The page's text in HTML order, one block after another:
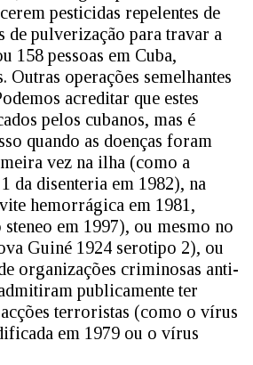
pesticidas repelentes de
de pulverização para travar a
158 pessoas em Cuba,
Outras operações semelhantes
acreditar que estes
pelos cubanos, mas é
quando as doenças foram
vez na ilha (como a
da disenteria em 1982), na
hemorrágica em 1981,
em 1997), ou mesmo no
Guiné 1924 serotipo 2), ou
organizações criminosas anti-
publicamente ter
terroristas (como o vírus
em 1979 ou o vírus